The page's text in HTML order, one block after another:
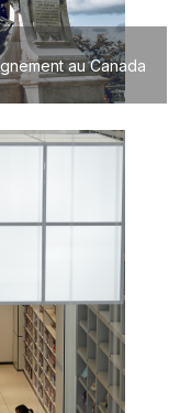
au Canada